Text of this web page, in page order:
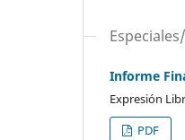
Informe
Expresión
PDF